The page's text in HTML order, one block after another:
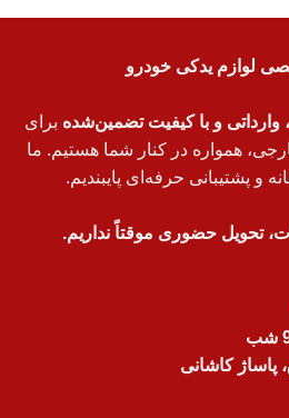
لوازم یدکی خودرو
وارداتی و با کیفیت تضمین‌شده برای
همواره در کنار شما هستیم. ما
و پشتیبانی حرفه‌ای پایبندیم.
تحویل حضوری موقتاً نداریم.
پاساژ کاشانی